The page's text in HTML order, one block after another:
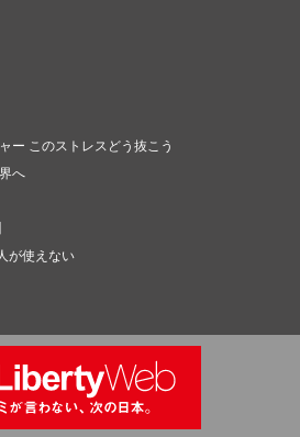
ー このストレスどう抜こう
へ
が使えない